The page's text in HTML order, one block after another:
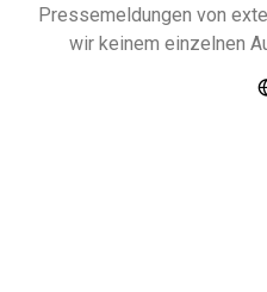
Pressemeldungen von
wir keinem einzelnen